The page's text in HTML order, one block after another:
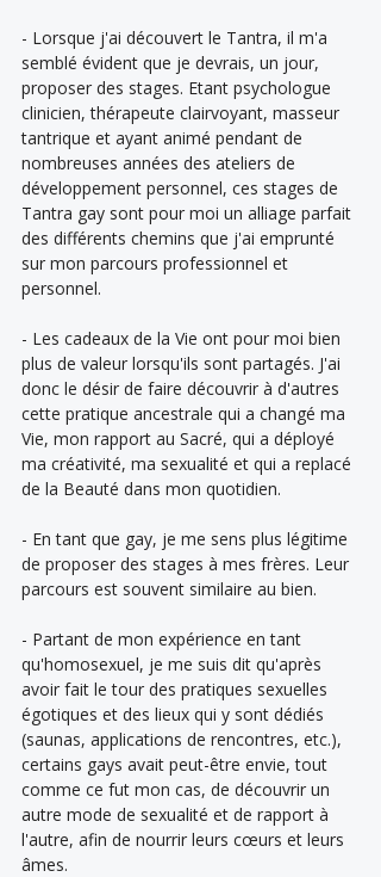
- Lorsque j'ai découvert le Tantra, il m'a
semblé évident que je devrais, un jour,
proposer des stages. Etant psychologue
clinicien, thérapeute clairvoyant, masseur
tantrique et ayant animé pendant de
nombreuses années des ateliers de
développement personnel, ces stages de
Tantra gay sont pour moi un alliage parfait
des différents chemins que j'ai emprunté
sur mon parcours professionnel et
personnel.
- Les cadeaux de la Vie ont pour moi bien
plus de valeur lorsqu'ils sont partagés. J'ai
donc le désir de faire découvrir à d'autres
cette pratique ancestrale qui a changé ma
Vie, mon rapport au Sacré, qui a déployé
ma créativité, ma sexualité et qui a replacé
de la Beauté dans mon quotidien.
- En tant que gay, je me sens plus légitime
de proposer des stages à mes frères. Leur
parcours est souvent similaire au bien.
- Partant de mon expérience en tant
qu'homosexuel, je me suis dit qu'après
avoir fait le tour des pratiques sexuelles
égotiques et des lieux qui y sont dédiés
(saunas, applications de rencontres, etc.),
certains gays avait peut-être envie, tout
comme ce fut mon cas, de découvrir un
autre mode de sexualité et de rapport à
l'autre, afin de nourrir leurs cœurs et leurs
âmes.